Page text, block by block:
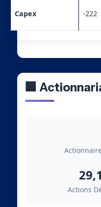
Capex -222
🏢
Actions